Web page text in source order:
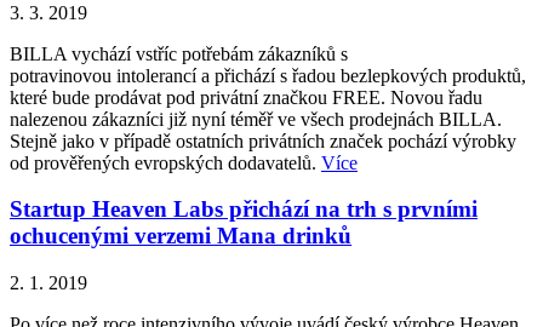
3. 3. 2019
BILLA vychází vstříc potřebám zákazníků s
potravinovou intolerancí a přichází s řadou bezlepkových produktů,
které bude prodávat pod privátní značkou FREE. Novou řadu
nalezenou zákazníci již nyní téměř ve všech prodejnách BILLA.
Stejně jako v případě ostatních privátních značek pochází výrobky
od prověřených evropských dodavatelů. Více
Startup Heaven Labs přichází na trh s prvními
ochucenými verzemi Mana drinků
2. 1. 2019